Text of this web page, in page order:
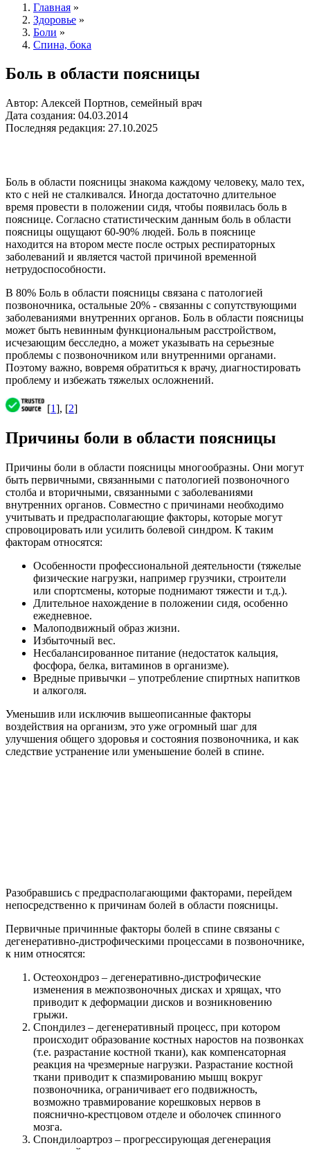
Главная »
Здоровье »
Боли »
Спина, бока
Боль в области поясницы
Автор: Алексей Портнов, семейный врач
Дата создания: 04.03.2014
Последняя редакция: 27.10.2025
Боль в области поясницы знакома каждому человеку, мало тех,
кто с ней не сталкивался. Иногда достаточно длительное
время провести в положении сидя, чтобы появилась боль в
пояснице. Согласно статистическим данным боль в области
поясницы ощущают 60-90% людей. Боль в пояснице
находится на втором месте после острых респираторных
заболеваний и является частой причиной временной
нетрудоспособности.
В 80% Боль в области поясницы связана с патологией
позвоночника, остальные 20% - связанны с сопутствующими
заболеваниями внутренних органов. Боль в области поясницы
может быть невинным функциональным расстройством,
исчезающим бесследно, а может указывать на серьезные
проблемы с позвоночником или внутренними органами.
Поэтому важно, вовремя обратиться к врачу, диагностировать
проблему и избежать тяжелых осложнений.
[1], [2]
Причины боли в области поясницы
Причины боли в области поясницы многообразны. Они могут
быть первичными, связанными с патологией позвоночного
столба и вторичными, связанными с заболеваниями
внутренних органов. Совместно с причинами необходимо
учитывать и предрасполагающие факторы, которые могут
спровоцировать или усилить болевой синдром. К таким
факторам относятся:
Особенности профессиональной деятельности (тяжелые
физические нагрузки, например грузчики, строители
или спортсмены, которые поднимают тяжести и т.д.).
Длительное нахождение в положении сидя, особенно
ежедневное.
Малоподвижный образ жизни.
Избыточный вес.
Несбалансированное питание (недостаток кальция,
фосфора, белка, витаминов в организме).
Вредные привычки – употребление спиртных напитков
и алкоголя.
Уменьшив или исключив вышеописанные факторы
воздействия на организм, это уже огромный шаг для
улучшения общего здоровья и состояния позвоночника, и как
следствие устранение или уменьшение болей в спине.
Разобравшись с предрасполагающими факторами, перейдем
непосредственно к причинам болей в области поясницы.
Первичные причинные факторы болей в спине связаны с
дегенеративно-дистрофическими процессами в позвоночнике,
к ним относятся:
Остеохондроз – дегенеративно-дистрофические
изменения в межпозвоночных дисках и хрящах, что
приводит к деформации дисков и возникновению
грыжи.
Спондилез – дегенеративный процесс, при котором
происходит образование костных наростов на позвонках
(т.е. разрастание костной ткани), как компенсаторная
реакция на чрезмерные нагрузки. Разрастание костной
ткани приводит к спазмированию мышц вокруг
позвоночника, ограничивает его подвижность,
возможно травмирование корешковых нервов в
пояснично-крестцовом отделе и оболочек спинного
мозга.
Спондилоартроз – прогрессирующая дегенерация